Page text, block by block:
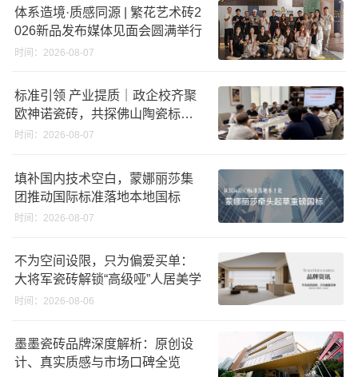
体系造境·质感同源 | 繁花艺术砖2
026新品发布媒体见面会圆满举行
时间：2026-08-07
标准引领 产业提质｜政企校齐聚
欧神诺瓷砖，共探佛山陶瓷标准
化发展新路径
时间：2026-08-07
填补国内技术空白，蒙娜丽莎集
团推动国际标准落地本地国标
时间：2026-08-07
不为空间设限，只为偏爱买单：
大将军瓷砖解锁“高级哑”人居美学
时间：2026-08-06
墨墨瓷砖品牌深度解析：原创设
计、真实质感与市场口碑全览